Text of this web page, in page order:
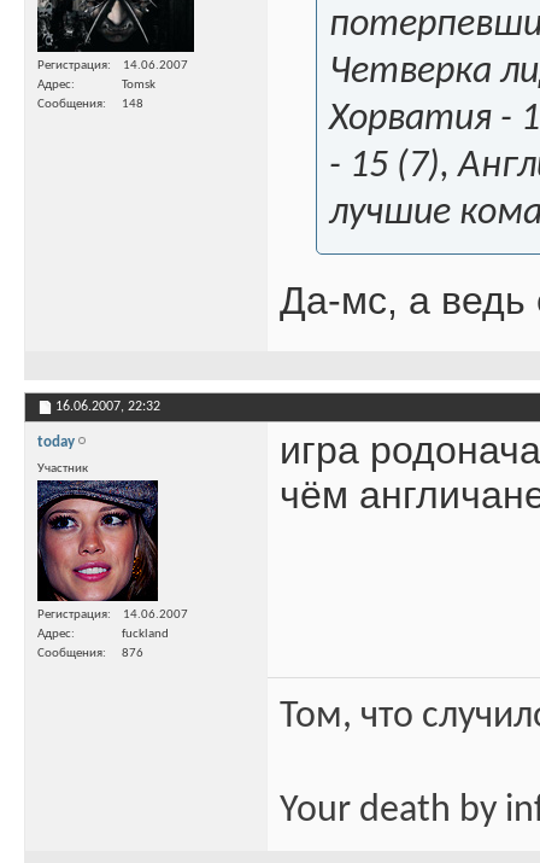
Регистрация
14.06.2007
Адрес
Tomsk
Сообщения
148
Четверка
Хорватия -
- 15 (7),
лучшие
Да-мс, а ведь
16.06.2007, 22:32
today
Участник
Регистрация
14.06.2007
Адрес
fuckland
Сообщения
876
игра
чём
Том, что
Your death by